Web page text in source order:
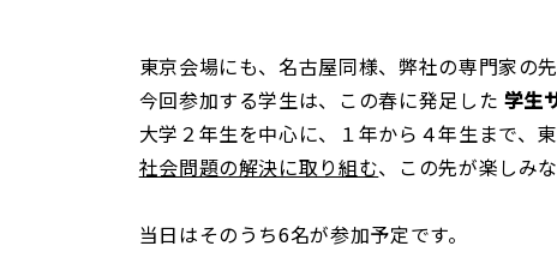
東京会場にも、名古屋同様、弊社の専門家の
今回参加する学生は、この春に発足した 学生
大学２年生を中心に、１年から４年生まで、
社会問題の解決に取り組む、この先が楽しみ
当日はそのうち6名が参加予定です。